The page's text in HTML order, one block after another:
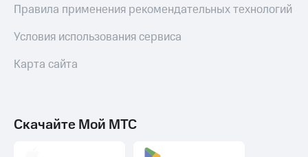
Правила применения рекомендательных технологий
Условия использования сервиса
Карта сайта
Скачайте Мой МТС